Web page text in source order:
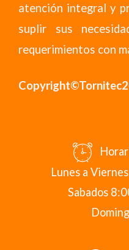
atención integral y
suplir sus
requerimientos con
Lunes a
Sabados